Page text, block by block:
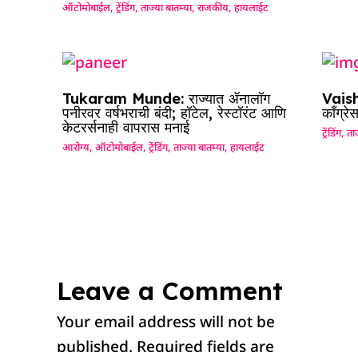
ऑटोमोबाईल,ट्रेंडिंग,ताज्या बातम्या,राजकीय,हायलाईट
Tukaram Munde: राज्यात ॲनालॉग
पनीरवर वर्षभराची बंदी; हॉटेल, रेस्टॉरंट आणि
केटरर्सनाही वापरास मनाई
आरोग्य,ऑटोमोबाईल,ट्रेंडिंग,ताज्या बातम्या,हायलाईट
ट्रेंडिंग,
Leave a Comment
Your email address will not be